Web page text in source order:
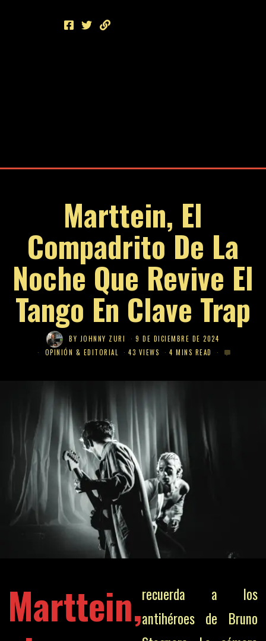
Marttein, El
Compadrito De La
Noche Que Revive El
Tango En Clave Trap
BY JOHNNY ZURI
9 DE DICIEMBRE DE 2024
OPINIÓN & EDITORIAL
43 VIEWS 4 MINS READ
Marttein,recuerda a los
antihéroes de Bruno